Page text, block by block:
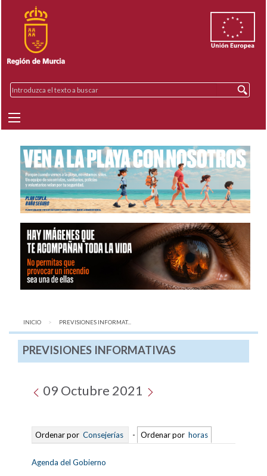
INICIO AQUÍ:
PREVISIONES INFORMAT...
PREVISIONES INFORMATIVAS
09 Octubre 2021
Ordenar por Consejerías - Ordenar por horas
Agenda del Gobierno